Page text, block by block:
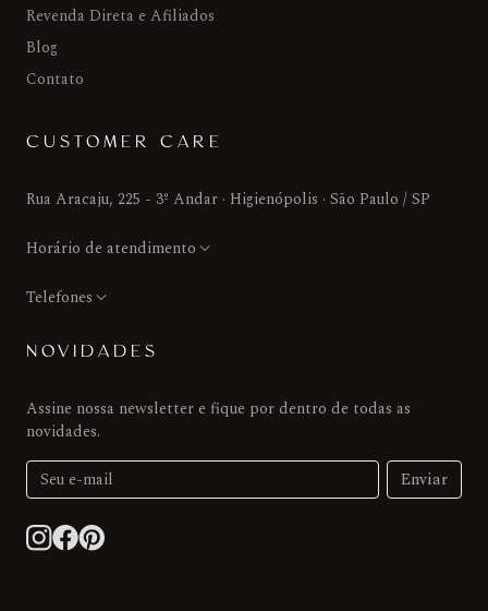
Revenda Direta e Afiliados
Blog
Contato
CUSTOMER CARE
Rua Aracaju, 225 - 3º Andar · Higienópolis · São Paulo / SP
Horário de atendimento
Telefones
NOVIDADES
Assine nossa newsletter e fique por dentro de todas as
novidades.
Enviar